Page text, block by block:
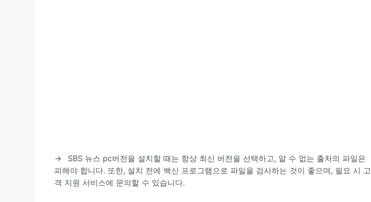
→
SBS 뉴스 pc버전을 설치할 때는 항상 최신 버전을 선택하고, 알 수 없는 출처의 파일은
피해야 합니다. 또한, 설치 전에 백신 프로그램으로 파일을 검사하는 것이 좋으며, 필요 시 고
객 지원 서비스에 문의할 수 있습니다.